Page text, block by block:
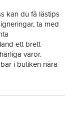
kan du få lästips
ta med
ett brett
varor.
i butiken nära